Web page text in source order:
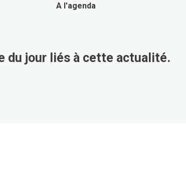
A l'agenda
du jour liés à cette actualité.